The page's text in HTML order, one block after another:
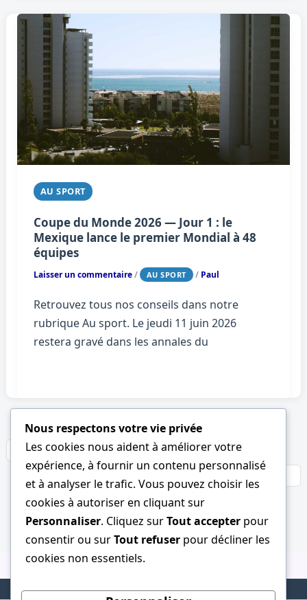
AU SPORT
Coupe du Monde 2026 — Jour 1 : le
Mexique lance le premier Mondial à 48
équipes
Laisser un commentaire/ AU SPORT / Paul
Retrouvez tous nos conseils dans notre
rubrique Au sport. Le jeudi 11 juin 2026
restera gravé dans les annales du
←Précédent 1 … 33 34 35
Nous respectons votre vie privée
Les cookies nous aident à améliorer votre
expérience, à fournir un contenu personnalisé
et à analyser le trafic. Vous pouvez choisir les
cookies à autoriser en cliquant sur
Personnaliser. Cliquez surTout accepter pour
consentir ou surTout refuser pour décliner les
cookies non essentiels.